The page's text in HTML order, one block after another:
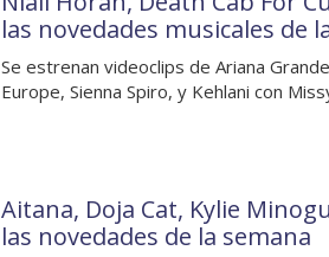
las novedades musicales de
Se estrenan videoclips de Ariana
Europe, Sienna Spiro, y Kehlani con
Aitana, Doja Cat, Kylie
las novedades de la semana